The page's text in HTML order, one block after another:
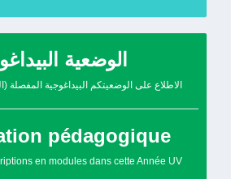
الوضعية
الاطلاع على الوضعيتكم البيداغوجية
pédagogique
en modules dans cette Année UV